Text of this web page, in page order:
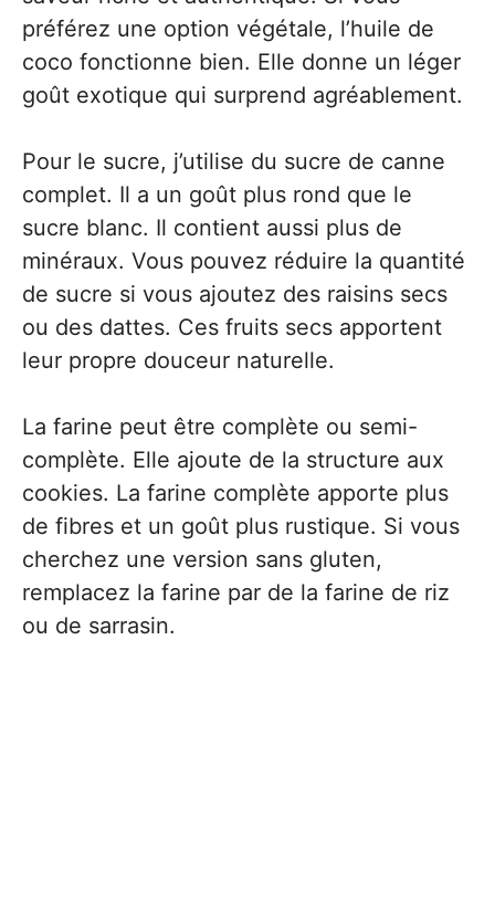
préférez une option végétale, l’huile de
coco fonctionne bien. Elle donne un léger
goût exotique qui surprend agréablement.
Pour le sucre, j’utilise du sucre de canne
complet. Il a un goût plus rond que le
sucre blanc. Il contient aussi plus de
minéraux. Vous pouvez réduire la quantité
de sucre si vous ajoutez des raisins secs
ou des dattes. Ces fruits secs apportent
leur propre douceur naturelle.
La farine peut être complète ou semi-
complète. Elle ajoute de la structure aux
cookies. La farine complète apporte plus
de fibres et un goût plus rustique. Si vous
cherchez une version sans gluten,
remplacez la farine par de la farine de riz
ou de sarrasin.